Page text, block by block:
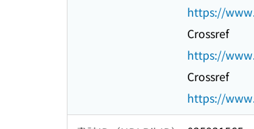
https://
Crossref
https://
Crossref
https://